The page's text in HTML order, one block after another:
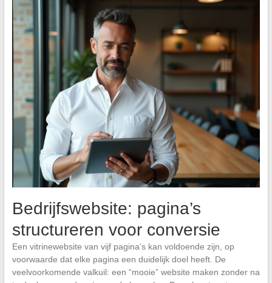
Bedrijfswebsite: pagina’s
structureren voor conversie
Een vitrinewebsite van vijf pagina’s kan voldoende zijn, op
voorwaarde dat elke pagina een duidelijk doel heeft. De
veelvoorkomende valkuil: een “mooie” website maken zonder na